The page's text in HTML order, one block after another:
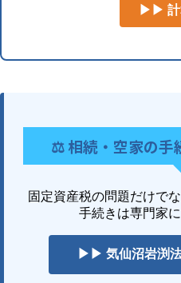
▶▶ 計
⚖️ 相続・空家の手
固定資産税の問題だけで
手続きは専門家
▶▶ 気仙沼岩渕